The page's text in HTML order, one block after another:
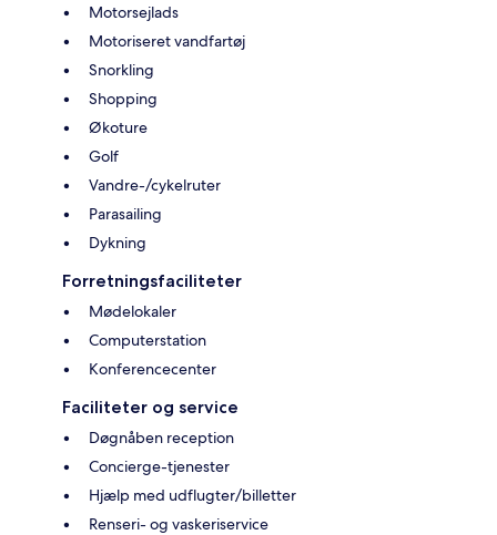
Motorsejlads
Motoriseret vandfartøj
Snorkling
Shopping
Økoture
Golf
Vandre-/cykelruter
Parasailing
Dykning
Forretningsfaciliteter
Mødelokaler
Computerstation
Konferencecenter
Faciliteter og service
Døgnåben reception
Concierge-tjenester
Hjælp med udflugter/billetter
Renseri- og vaskeriservice